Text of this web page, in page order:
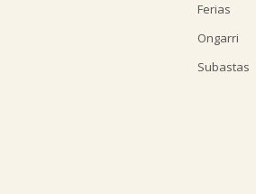
Ferias
Ongarri
Subastas